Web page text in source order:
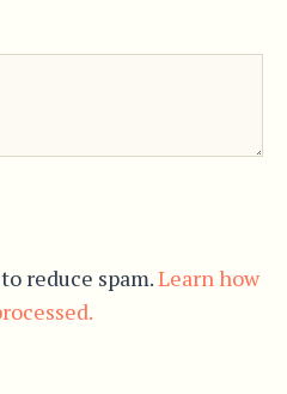
reduce spam.Learn how